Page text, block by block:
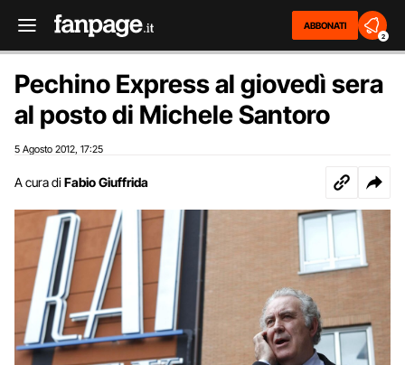
ABBONATI
2
Pechino Express al giovedì sera
al posto di Michele Santoro
5 Agosto 2012 17:25
A cura di Fabio Giuffrida